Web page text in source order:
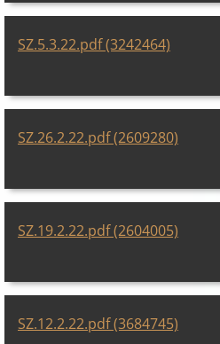
SZ.5.3.22.pdf (3242464)
SZ.26.2.22.pdf (2609280)
SZ.19.2.22.pdf (2604005)
SZ.12.2.22.pdf (3684745)